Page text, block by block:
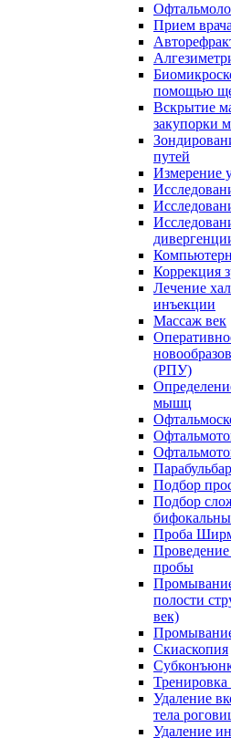
Прием
помощью
Вскрытие
закупорки
путей
Измерение
Коррекция
Лечение
инъекции
Массаж век
(РПУ)
мышц
Подбор
Подбор
Проба
Проведение
пробы
полости
век)
Скиаскопия
Тренировка
Удаление
тела
Удаление